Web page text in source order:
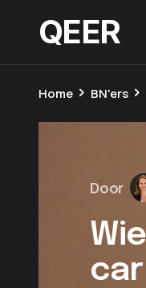
QEER
Home BN'ers
Door